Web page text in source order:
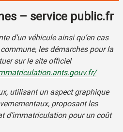
– service public.fr
d’un véhicule ainsi qu’en cas
les démarches pour la
sur le site officiel
utilisant un aspect graphique
proposant les
d’immatriculation pour un coût